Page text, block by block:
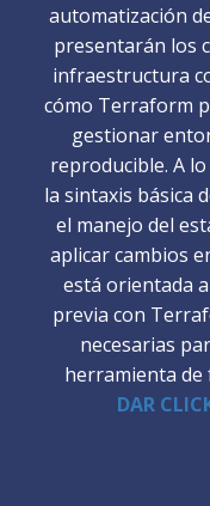
automatización
presentarán los
infraestructura
cómo Terraform
gestionar
reproducible. A
la sintaxis básica
el manejo del
aplicar cambios
está orientada
previa con
necesarias
herramienta de
DAR